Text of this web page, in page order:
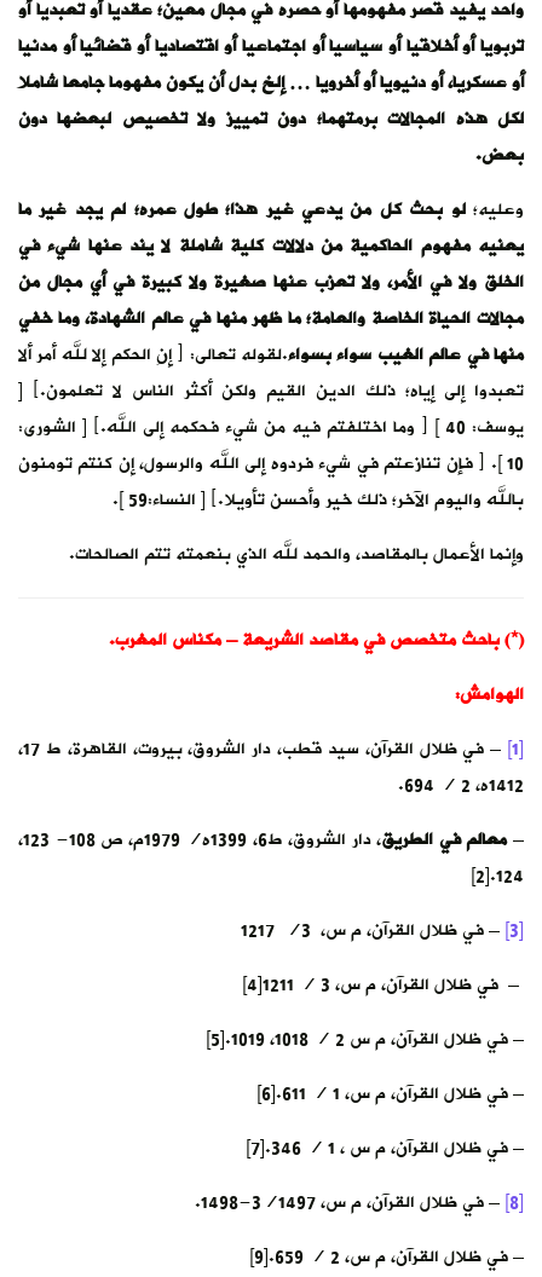
واحد يفيد قصر مفهومها أو حصره في مجال معين؛ عقديا أو تعبديا أو
تربويا أو أخلاقيا أو سياسيا أو اجتماعيا أو اقتصاديا أو قضائيا أو مدنيا
أو عسكريا، أو دنيويا أو أخرويا … إلخ بدل أن يكون مفهوما جامعا شاملا
لكل هذه المجالات برمتهما؛ دون تمييز ولا تخصيص لبعضها دون
بعض.
وعليه؛لو بحث كل من يدعي غير هذا؛ طول عمره؛ لم يجد غير ما
يعنيه مفهوم الحاكمية من دلالات كلية شاملة لا يند عنها شيء في
الخلق ولا في الأمر، ولا تعزب عنها صغيرة ولا كبيرة في أي مجال من
مجالات الحياة الخاصة والعامة؛ ما ظهر منها في عالم الشهادة، وما خفي
منها في عالم الغيب سواء بسواء.لقوله تعالى: ﴿ إِنِ الحكم إلا لله أمر ألا
تعبدوا إلى إياه؛ ذلك الدين القيم ولكن أكثر الناس لا تعلمون.﴾ [
يوسف: 40 ] ﴿ وما اختلفتم فيه من شيء فحكمه إلى الله.﴾ [ الشورى:
10 ]. ﴿ فإن تنازعتم في شيء فردوه إلى الله والرسول، إن كنتم تومنون
بالله واليوم الآخر؛ ذلك خير وأحسن تأويلا.﴾ [ النساء:59 ].
وإنما الأعمال بالمقاصد، والحمد لله الذي بنعمته تتم الصالحات.
(*) باحث متخصص في مقاصد الشريعة – مكناس المغرب.
الهوامش:
[1]
– في ظلال القرآن، سيد قطب، دار الشروق، بيروت، القاهرة، ط 17،
1412ه، 2 / 694.
–معالم في الطريق
، دار الشروق، ط6، 1399ه/ 1979م، ص 108- 123،
124.[2]
[3] – في ظلال القرآن، م س، 3/ 1217
– في ظلال القرآن، م س، 3 / 1211[4]
– في ظلال القرآن، م س 2 / 1018، 1019.[5]
– في ظلال القرآن، م س، 1 / 611.[6]
– في ظلال القرآن، م س ، 1 / 346.[7]
[8] – في ظلال القرآن، م س، 3/1497-1498.
– في ظلال القرآن، م س، 2 / 659.[9]